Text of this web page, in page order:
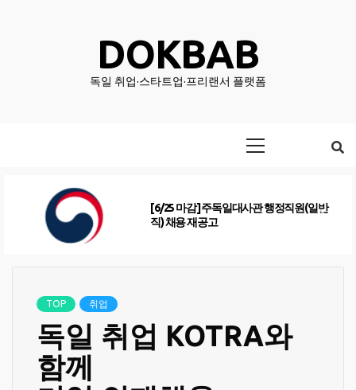
DOKBAB
독일 취업·스타트업·프리랜서 플랫폼
[6/25 마감] 주독일대사관 행정직원(일반
직) 채용 재공고
TOP 취업
독일 취업 KOTRA와
함께